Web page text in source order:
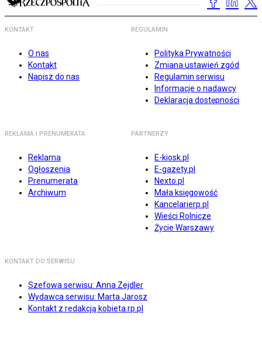
KONTAKT
O nas
Kontakt
Napisz do nas
REGULAMIN
Polityka Prywatności
Zmiana ustawień zgód
Regulamin serwisu
Informacje o nadawcy
Deklaracja dostępności
REKLAMA I PRENUMERATA
Reklama
Ogłoszenia
Prenumerata
Archiwum
PARTNERZY
E-kiosk.pl
E-gazety.pl
Nexto.pl
Mała księgowość
Kancelarierp.pl
Wieści Rolnicze
Życie Warszawy
KONTAKT DO SERWISU
Szefowa serwisu: Anna Zejdler
Wydawca serwisu: Marta Jarosz
Kontakt z redakcją kobieta.rp.pl